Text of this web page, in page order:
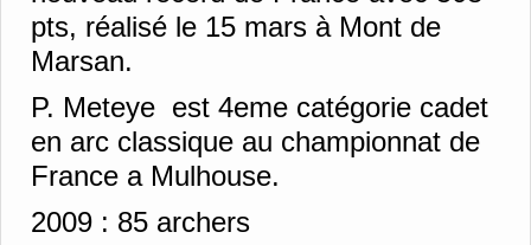
pts, réalisé le 15 mars à Mont de
Marsan.
P. Meteye est 4eme catégorie cadet
en arc classique au championnat de
France a Mulhouse.
2009 : 85 archers